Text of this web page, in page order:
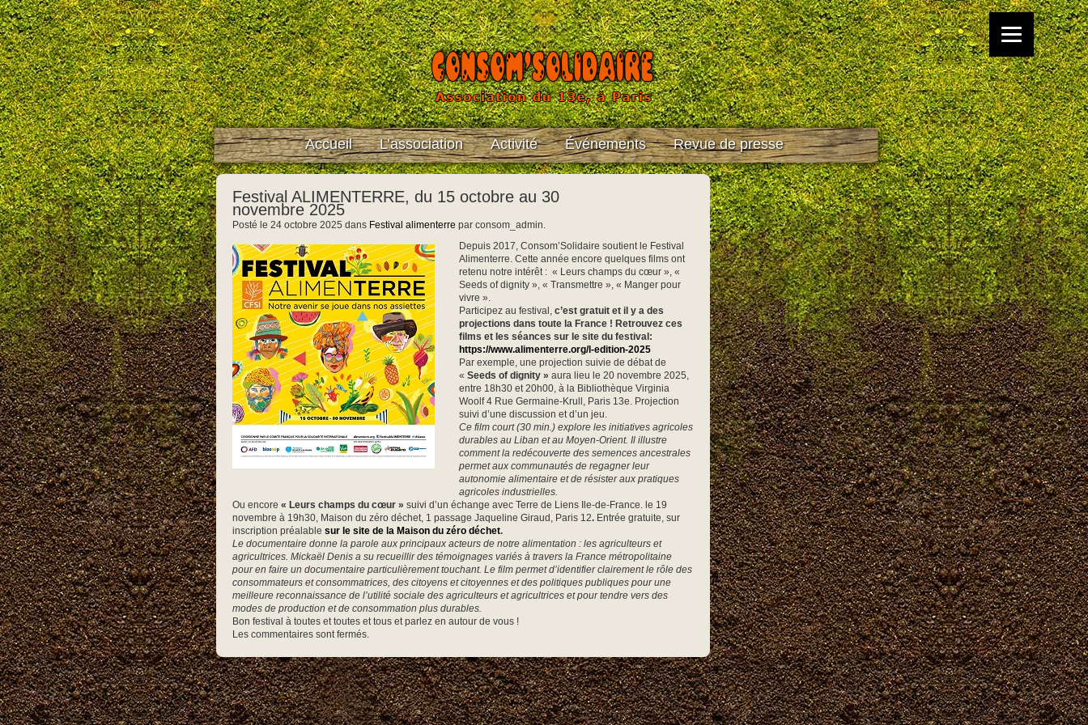
Accueil L’association Activité Événements Revue de presse
Festival ALIMENTERRE, du 15 octobre au 30
novembre 2025
Posté le 24 octobre 2025 dans Festival alimenterre par consom_admin.
Depuis 2017, Consom’Solidaire soutient le Festival
Alimenterre. Cette année encore quelques films ont
retenu notre intérêt : « Leurs champs du cœur », «
Seeds of dignity », « Transmettre », « Manger pour
vivre ».
Participez au festival, c’est gratuit et il y a des
projections dans toute la France ! Retrouvez ces
films et les séances sur le site du festival:
https://www.alimenterre.org/l-edition-2025
Par exemple, une projection suivie de débat de
« Seeds of dignity » aura lieu le 20 novembre 2025,
entre 18h30 et 20h00, à la Bibliothèque Virginia
Woolf 4 Rue Germaine-Krull, Paris 13e. Projection
suivi d’une discussion et d’un jeu.
Ce film court (30 min.) explore les initiatives agricoles
durables au Liban et au Moyen-Orient. Il illustre
comment la redécouverte des semences ancestrales
permet aux communautés de regagner leur
autonomie alimentaire et de résister aux pratiques
agricoles industrielles.
Ou encore « Leurs champs du cœur » suivi d’un échange avec Terre de Liens Ile-de-France. le 19
novembre à 19h30, Maison du zéro déchet, 1 passage Jaqueline Giraud, Paris 12. Entrée gratuite, sur
inscription préalable sur le site de la Maison du zéro déchet.
Le documentaire donne la parole aux principaux acteurs de notre alimentation : les agriculteurs et
agricultrices. Mickaël Denis a su recueillir des témoignages variés à travers la France métropolitaine
pour en faire un documentaire particulièrement touchant. Le film permet d’identifier clairement le rôle des
consommateurs et consommatrices, des citoyens et citoyennes et des politiques publiques pour une
meilleure reconnaissance de l’utilité sociale des agriculteurs et agricultrices et pour tendre vers des
modes de production et de consommation plus durables.
Bon festival à toutes et toutes et tous et parlez en autour de vous !
Les commentaires sont fermés.